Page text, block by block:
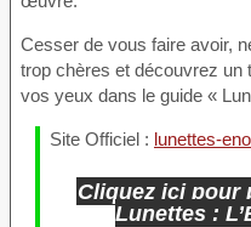
Cesser de vous faire avoir,
trop chères et découvrez un
vos yeux dans le guide «
Site Officiel : lunettes-
Cliquez ici pour
Lunettes :